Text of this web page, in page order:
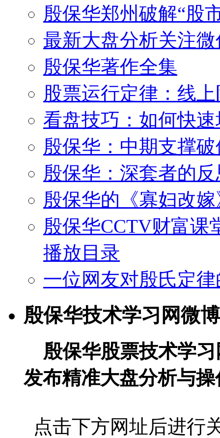
殷保华郑州破解“股
最新大盘分析关注
殷保华著作全集
股票运行定律：线
看盘技巧：如何快
殷保华：中期支撑
殷保华：深套者的
殷保华的《寡妇改
殷保华CCTV财富课
播放目录
一位网友对殷氏定
殷保华技术学习网微博
殷保华股票技术学习
发布精准大盘分析与
点击下方网址后进行